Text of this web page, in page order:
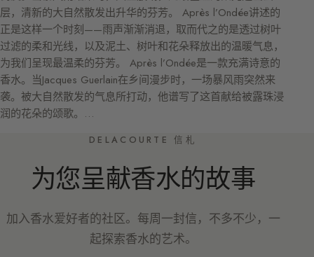
层，清新的大自然散发出升华的芬芳。 Après l’Ondée讲述的
正是这样一个时刻——雨声渐渐消退，取而代之的是透过树叶
过滤的柔和光线，以及泥土、树叶和花朵释放出的温暖气息，
为我们呈现最温柔的芬芳。 Après l’Ondée是一款充满诗意的
香水。当Jacques Guerlain在乡间漫步时，一场暴风雨突然来
袭。被大自然散发的气息所打动，他谱写了这首献给被露珠浸
润的花朵的颂歌。…
DELACOURTE 信札
为您呈献香水的故事
加入香水爱好者的社区。每周一封信，不多不少，一
起探索香水的艺术。